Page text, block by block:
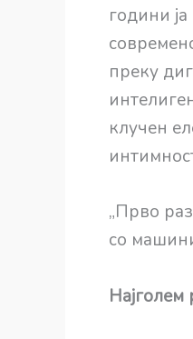
години
преку
клучен
„Прво
со
Најголем